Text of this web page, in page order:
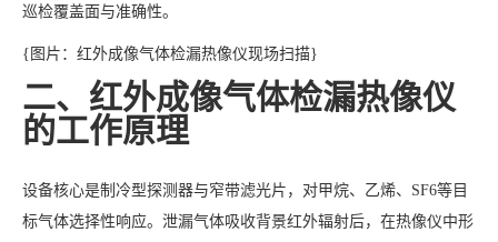
巡检覆盖面与准确性。
{图片：红外成像气体检漏热像仪现场扫描}
二、红外成像气体检漏热像仪
的工作原理
设备核心是制冷型探测器与窄带滤光片，对甲烷、乙烯、SF6等目
标气体选择性响应。泄漏气体吸收背景红外辐射后，在热像仪中形